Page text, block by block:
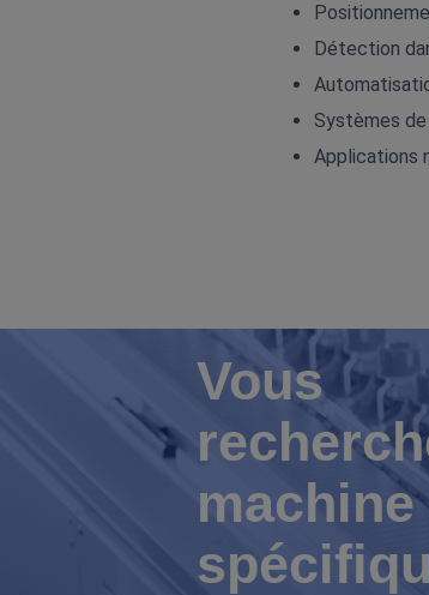
Détection
Systèmes
Applications
Vous
machine